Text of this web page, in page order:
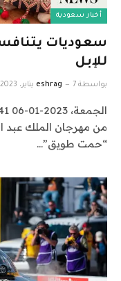
أخبار سعودية
سعوديات
للإبل
بواسطة eshrag 7 يناير، 2023
من مهرجان الملك عبد
“حمت طويق”…